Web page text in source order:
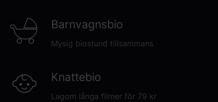
Barnvagnsbio
Mysig biostund tillsammans
Knattebio
Lagom långa filmer för 79 kr